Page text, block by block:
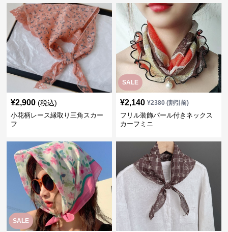
¥2,900 (税込)
小花柄レース縁取り三角スカー
フ
SALE
¥2,140 ¥2380(割引前)
フリル装飾パール付きネックス
カーフミニ
SALE